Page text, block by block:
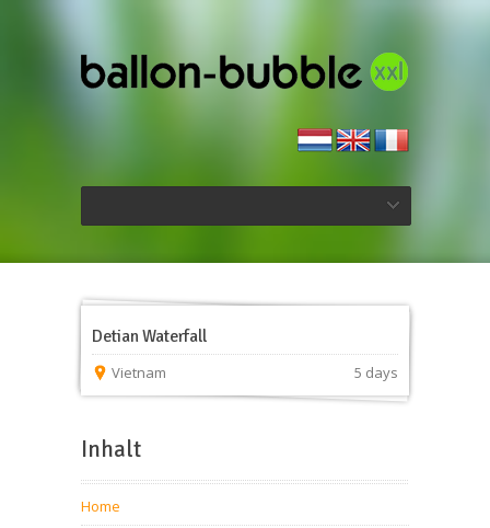
Detian Waterfall
Vietnam 5 days
Inhalt
Home